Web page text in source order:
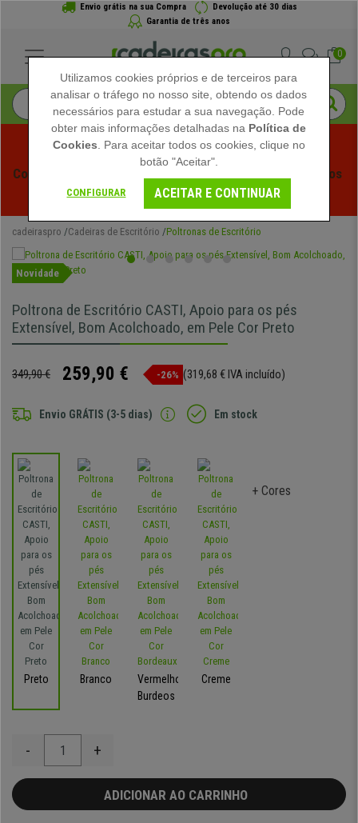
Envio grátis na sua Compra
Devolução até 30 dias
Garantia de três anos
0
Começam os Saldos de Verão em Cadeiraspro! Descontos
Exclusivos por Tempo Limitado - Ver Promoção
cadeiraspro Cadeiras de Escritório Poltronas de Escritório
Novidade
Poltrona de Escritório CASTI, Apoio para os pés
Extensível, Bom Acolchoado, em Pele Cor Preto
349,90 € 259,90 € -26% (319,68 € IVA incluído)
Envio GRÁTIS (3-5 dias) Em stock
Preto Branco
Vermelho-
Burdeos
Creme
+ Cores
- +
ADICIONAR AO CARRINHO
Utilizamos cookies próprios e de terceiros para
analisar o tráfego no nosso site, obtendo os dados
necessários para estudar a sua navegação. Pode
obter mais informações detalhadas na Política de
Cookies . Para aceitar todos os cookies, clique no
botão "Aceitar".
CONFIGURAR ACEITAR E CONTINUAR